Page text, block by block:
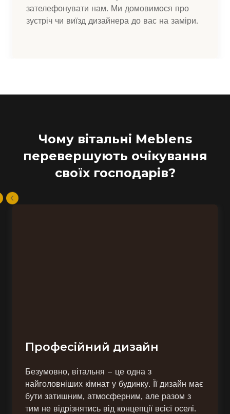
зателефонувати нам. Ми домовимося про
зустріч чи виїзд дизайнера до вас на заміри.
Чому вітальні Meblens
перевершують очікування
своїх господарів?
Професійний дизайн
Безумовно, вітальня – це одна з
найголовніших кімнат у будинку. Її дизайн має
бути затишним, атмосферним, але разом з
тим не відрізнятись від концепції всієї оселі.